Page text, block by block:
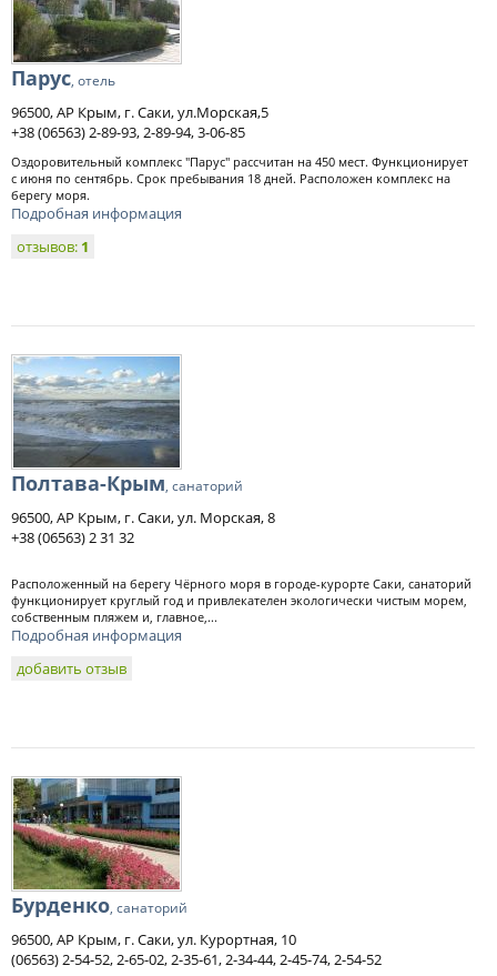
Парус, отель
96500, АР Крым, г. Саки, ул.Морская,5
+38 (06563) 2-89-93, 2-89-94, 3-06-85
Оздоровительный комплекс "Парус" рассчитан на 450 мест. Функционирует
с июня по сентябрь. Срок пребывания 18 дней. Расположен комплекс на
берегу моря.
Подробная информация
отзывов: 1
Полтава-Крым, санаторий
96500, АР Крым, г. Саки, ул. Морская, 8
+38 (06563) 2 31 32
Расположенный на берегу Чёрного моря в городе-курорте Саки, санаторий
функционирует круглый год и привлекателен экологически чистым морем,
собственным пляжем и, главное,...
Подробная информация
добавить отзыв
Бурденко, санаторий
96500, АР Крым, г. Саки, ул. Курортная, 10
(06563) 2-54-52, 2-65-02, 2-35-61, 2-34-44, 2-45-74, 2-54-52